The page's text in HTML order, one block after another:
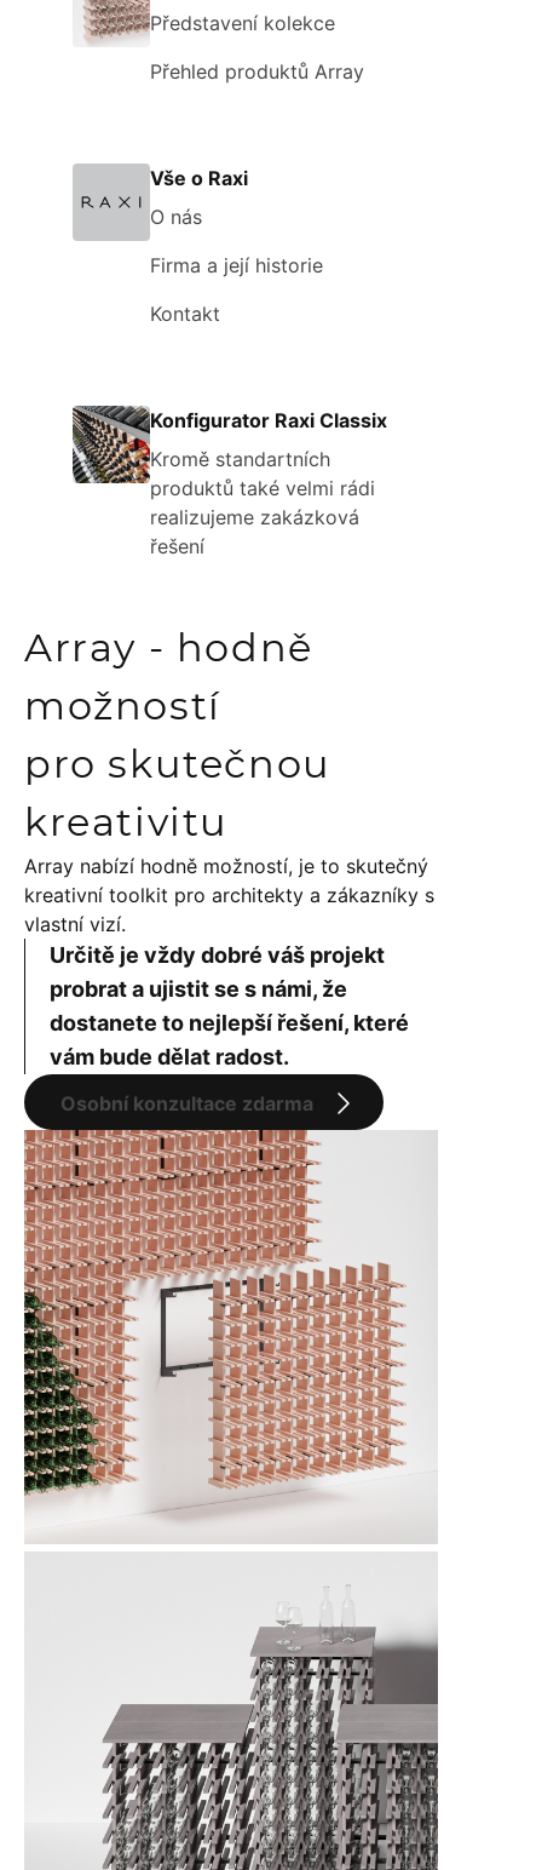
Představení kolekce
Přehled produktů Array
Vše o Raxi
O nás
Firma a její historie
Kontakt
Konfigurator Raxi Classix
Kromě standartních
produktů také velmi rádi
realizujeme zakázková
řešení
Array - hodně
možností
pro skutečnou
kreativitu
Array nabízí hodně možností, je to skutečný
kreativní toolkit pro architekty a zákazníky s
vlastní vizí.
Určitě je vždy dobré váš projekt
probrat a ujistit se s námi, že
dostanete to nejlepší řešení, které
vám bude dělat radost.
Osobní konzultace zdarma